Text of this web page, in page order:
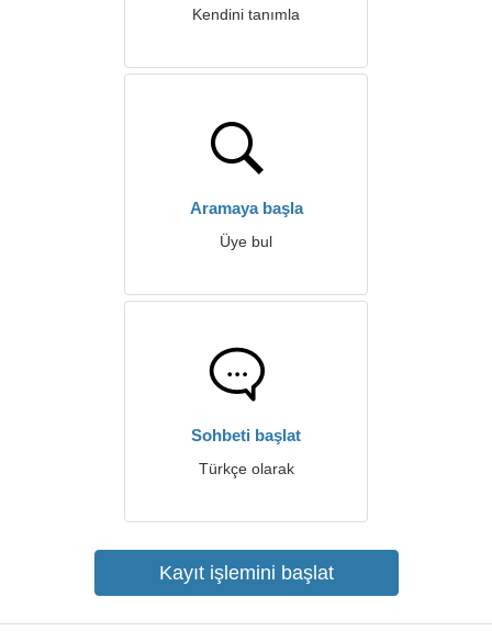
Kendini tanımla
Aramaya başla
Üye bul
Sohbeti başlat
Türkçe olarak
Kayıt işlemini başlat